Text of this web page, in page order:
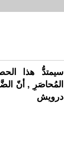
سيمتدُّ هذا
المُحاصَرِ , أنّ
درويش